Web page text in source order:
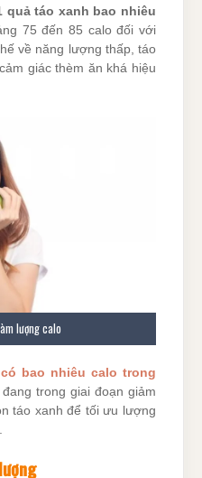
quả táo xanh bao nhiêu
75 đến 85 calo đối với
về năng lượng thấp, táo
giác thèm ăn khá hiệu
lượng calo
có bao nhiêu calo trong
đang trong giai đoạn giảm
táo xanh để tối ưu lượng